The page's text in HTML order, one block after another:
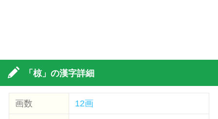
「椋」の漢字詳細
画数 12画